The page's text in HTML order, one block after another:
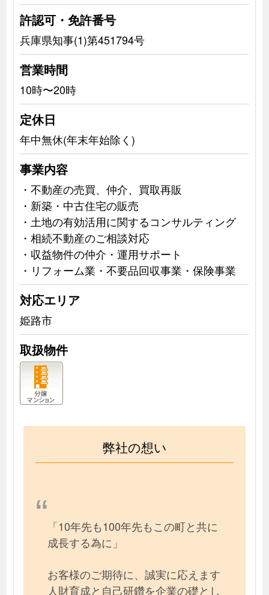
許認可・免許番号
兵庫県知事(1)第451794号
営業時間
10時〜20時
定休日
年中無休(年末年始除く)
事業内容
・不動産の売買、仲介、買取再販
・新築・中古住宅の販売
・土地の有効活用に関するコンサルティング
・相続不動産のご相談対応
・収益物件の仲介・運用サポート
・リフォーム業・不要品回収事業・保険事業
対応エリア
姫路市
取扱物件
弊社の想い
「10年先も100年先もこの町と共に
成長する為に」
お客様のご期待に、誠実に応えます
人財育成と自己研鑽を企業の礎とし